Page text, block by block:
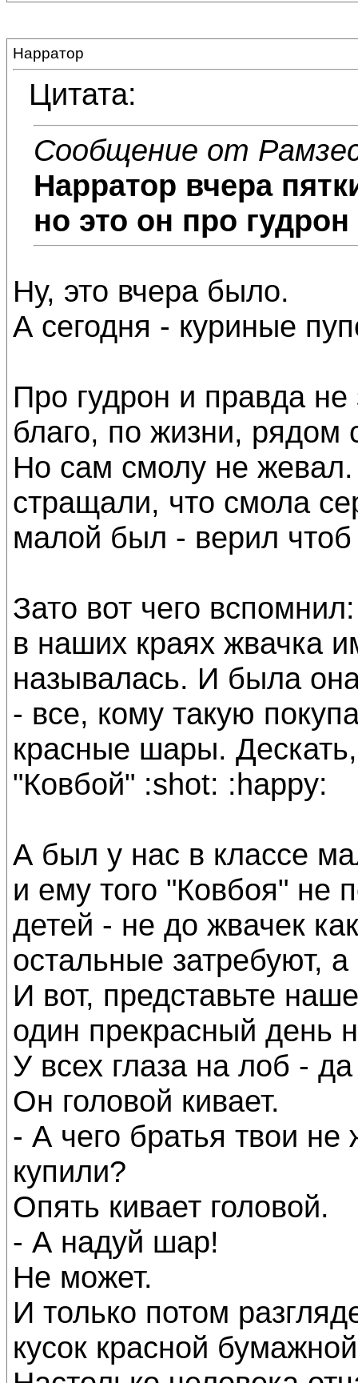
Нарратор
Цитата:
Сообщение от
Нарратор вчера
но это он про
Ну, это вчера было.
А сегодня - куриные
Про гудрон и правда
благо, по жизни, рядом
Но сам смолу не
стращали, что смола
малой был - верил
Зато вот чего
в наших краях жвачка
называлась. И была
- все, кому такую
красные шары.
"Ковбой" :shot: :happy:
А был у нас в классе
и ему того "Ковбоя" не
детей - не до жвачек
остальные затребуют, а
И вот, представьте
один прекрасный день
У всех глаза на лоб -
Он головой кивает.
- А чего братья твои
купили?
Опять кивает головой.
- А надуй шар!
Не может.
И только потом
кусок красной